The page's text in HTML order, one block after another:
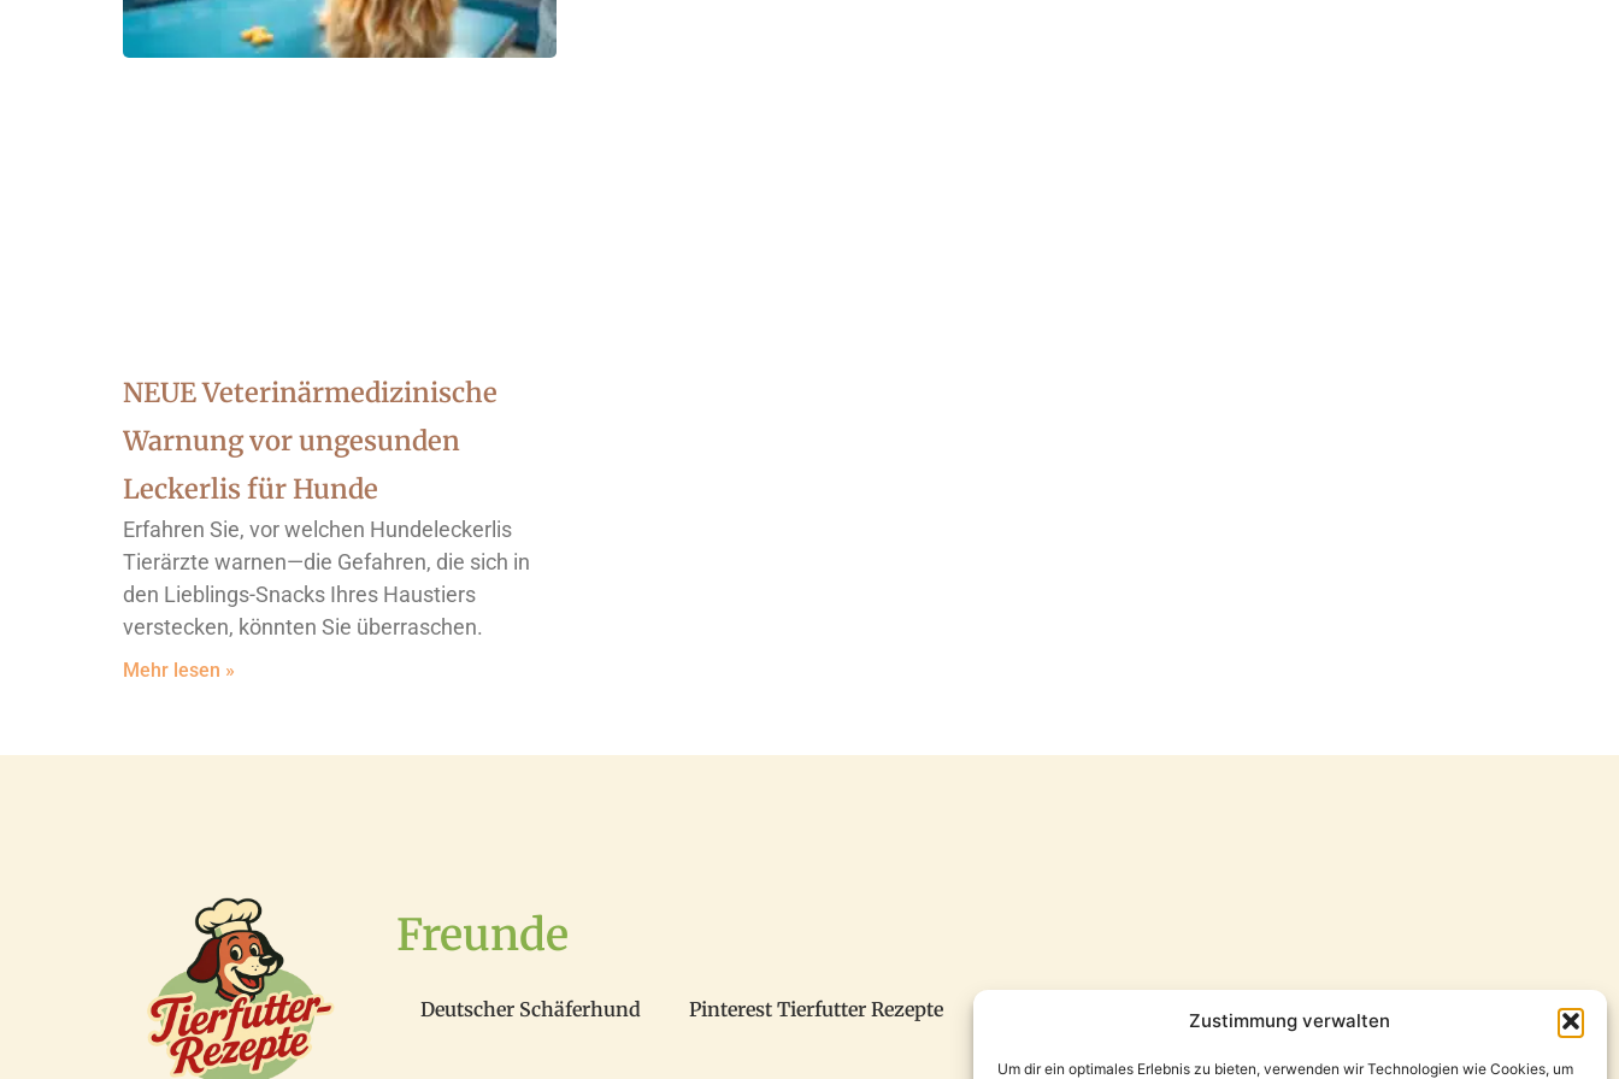
Zustimmung verwalten
Um dir ein optimales Erlebnis zu bieten, verwenden wir Technologien wie Cookies, um
NEUE Veterinärmedizinische
Warnung vor ungesunden
Leckerlis für Hunde
Erfahren Sie, vor welchen Hundeleckerlis
Tierärzte warnen—die Gefahren, die sich in
den Lieblings-Snacks Ihres Haustiers
verstecken, könnten Sie überraschen.
Mehr lesen »
Freunde
Deutscher Schäferhund Pinterest Tierfutter Rezepte